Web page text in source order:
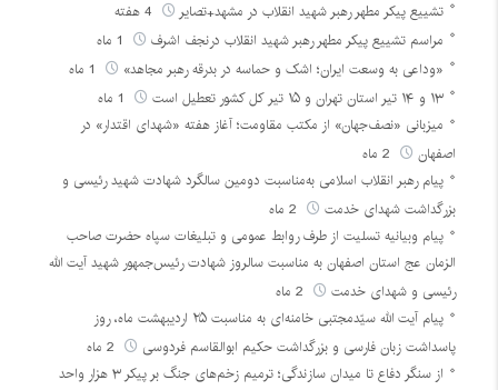
تشییع پیکر مطهر رهبر شهید انقلاب در مشهد+تصایر
مراسم تشییع پیکر مطهر رهبر شهید انقلاب درنجف اشرف
«وداعی به وسعت ایران؛ اشک و حماسه در بدرقه رهبر مجاهد»
۱۳ و ۱۴ تیر استان تهران و ۱۵ تیر کل کشور تعطیل است
میزبانی «نصف‌جهان» از مکتب مقاومت؛ آغاز هفته «شهدای اقتدار» در
اصفهان
پیام رهبر انقلاب اسلامی به‌مناسبت دومین سالگرد شهادت شهید رئیسی و
بزرگداشت شهدای خدمت
پیام وبیانیه تسلیت از طرف روابط عمومی و تبلیغات سپاه حضرت صاحب
الزمان عج استان اصفهان به مناسبت سالروز شهادت رئیس‌جمهور شهید آیت الله
رئیسی و شهدای خدمت
پیام آیت الله سیّدمجتبی خامنه‌ای به مناسبت ۲۵ اردیبهشت ماه، روز
پاسداشت زبان فارسی و بزرگداشت حکیم ابوالقاسم فردوسی
از سنگر دفاع تا میدان سازندگی؛ ترمیم زخم‌های جنگ بر پیکر ۳ هزار واحد